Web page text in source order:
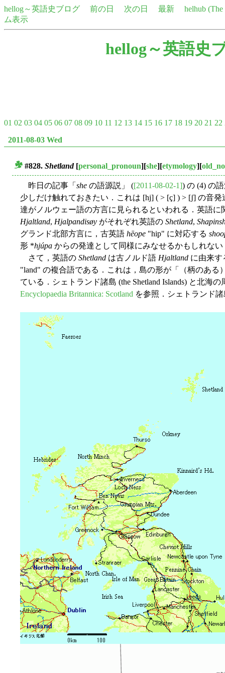
hellog～英語史ブログ 前の日 次の日 最新
helhub
ム表示
hellog～英語史
01 02 03 04 05 06 07 08 09 10 11 12 13 14 15 16 17 18 19 20 21 22
2011-08-03 Wed
#828. Shetland[personal_pronoun][she][etymology][
昨日の記事「 she の語源説」 ([2011-08-02-1]) の (4) の
少しだけ触れておきたい．これは [hj] ( > [ç] ) > [ʃ] の音
達がノルウェー語の方言に見られるといわれる．英語
Hjaltland, Hjalpandisøy がそれぞれ英語の Shetland,
グランド北部方言に，古英語 hēope "hip" に対応する
形 *hjúpa からの発達として同様にみなせるかもしれない
さて，英語の Shetland は古ノルド語 Hjaltland に由来
"land" の複合語である．これは，島の形が「（柄のあ
ている．シェトランド諸島 (the Shetland Islands) と北海
Encyclopaedia Britannica: Scotland を参照．シェトランド